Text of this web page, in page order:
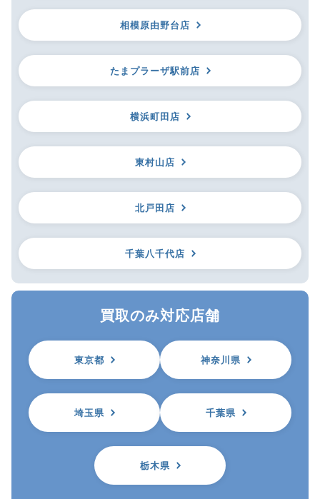
相模原由野台店
たまプラーザ駅前店
横浜町田店
東村山店
北戸田店
千葉八千代店
買取のみ対応店舗
東京都 神奈川県
埼玉県 千葉県
栃木県